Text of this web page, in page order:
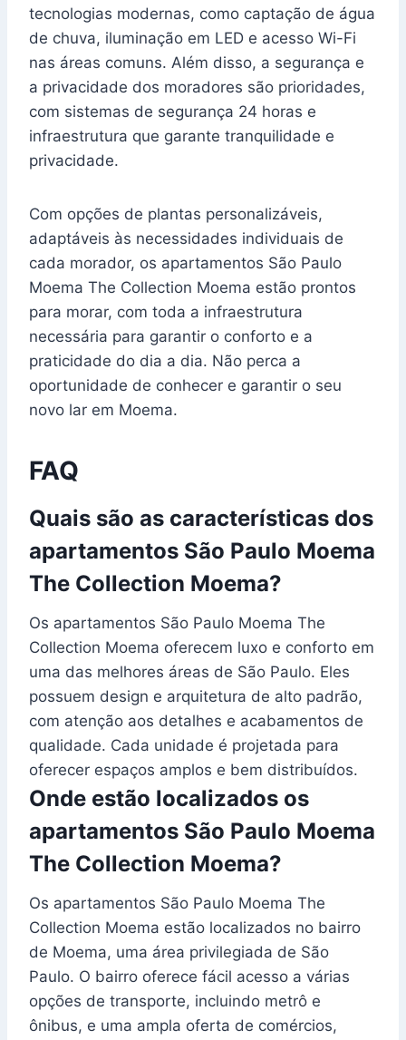
tecnologias modernas, como captação de água
de chuva, iluminação em LED e acesso Wi-Fi
nas áreas comuns. Além disso, a segurança e
a privacidade dos moradores são prioridades,
com sistemas de segurança 24 horas e
infraestrutura que garante tranquilidade e
privacidade.
Com opções de plantas personalizáveis,
adaptáveis às necessidades individuais de
cada morador, os apartamentos São Paulo
Moema The Collection Moema estão prontos
para morar, com toda a infraestrutura
necessária para garantir o conforto e a
praticidade do dia a dia. Não perca a
oportunidade de conhecer e garantir o seu
novo lar em Moema.
FAQ
Quais são as características dos
apartamentos São Paulo Moema
The Collection Moema?
Os apartamentos São Paulo Moema The
Collection Moema oferecem luxo e conforto em
uma das melhores áreas de São Paulo. Eles
possuem design e arquitetura de alto padrão,
com atenção aos detalhes e acabamentos de
qualidade. Cada unidade é projetada para
oferecer espaços amplos e bem distribuídos.
Onde estão localizados os
apartamentos São Paulo Moema
The Collection Moema?
Os apartamentos São Paulo Moema The
Collection Moema estão localizados no bairro
de Moema, uma área privilegiada de São
Paulo. O bairro oferece fácil acesso a várias
opções de transporte, incluindo metrô e
ônibus, e uma ampla oferta de comércios,